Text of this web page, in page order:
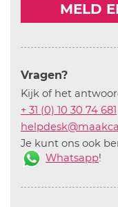
MELD
Vragen?
Kijk of het
+ 31 (0) 10 30 74 681
Je kunt ons ook
Whatsapp!